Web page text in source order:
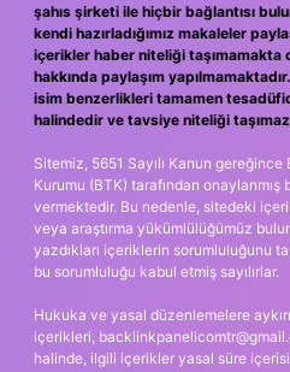
şahıs şirketi ile hiçbir bağlantısı
kendi hazırladığımız makaleler
içerikler haber niteliği taşımamakta
hakkında paylaşım
isim benzerlikleri tamamen
halindedir ve tavsiye niteliği
Sitemiz, 5651 Sayılı Kanun
Kurumu (BTK) tarafından onaylanmış
vermektedir. Bu nedenle, sitedeki
veya araştırma yükümlülüğümüz
yazdıkları içeriklerin sorumluluğunu
bu sorumluluğu kabul etmiş sayılırlar.
Hukuka ve yasal düzenlemelere
içerikleri,
halinde, ilgili içerikler yasal süre